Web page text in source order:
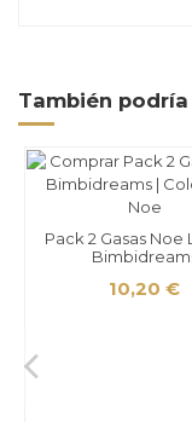
También
Pack 2 Gasas Noe
10,20 €